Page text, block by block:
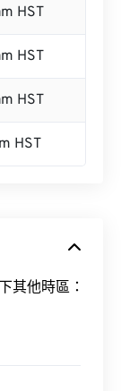
HST
HST
HST
HST
其他時區：